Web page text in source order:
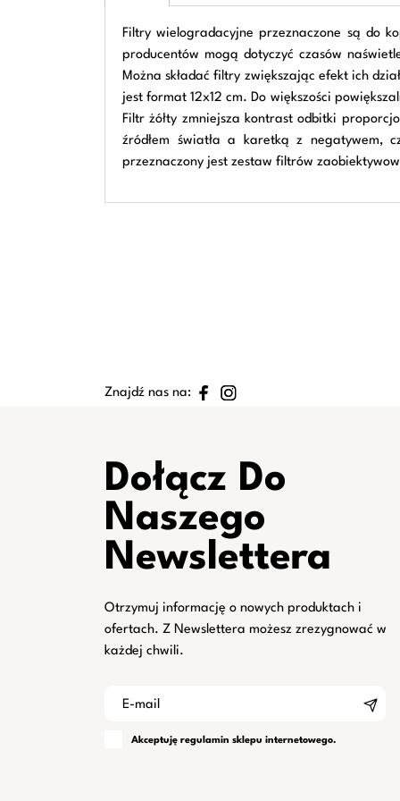
Filtry wielogradacyjne przeznaczone są do
producentów mogą dotyczyć czasów
Można składać filtry zwiększając efekt ich
jest format 12x12 cm. Do większości
Filtr żółty zmniejsza kontrast odbitki
źródłem światła a karetką z negatywem,
przeznaczony jest zestaw filtrów
Znajdź nas na:
Dołącz Do
Naszego
Newslettera
Otrzymuj informację o nowych produktach i
ofertach. Z Newslettera możesz zrezygnować w
każdej chwili.
Akceptuję regulamin sklepu internetowego.